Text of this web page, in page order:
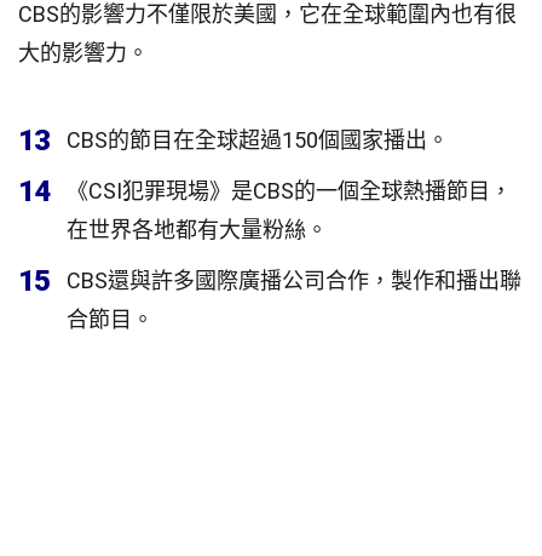
CBS的影響力不僅限於美國，它在全球範圍內也有很
大的影響力。
13 CBS的節目在全球超過150個國家播出。
14
《CSI犯罪現場》是CBS的一個全球熱播節目，
在世界各地都有大量粉絲。
15
CBS還與許多國際廣播公司合作，製作和播出聯
合節目。